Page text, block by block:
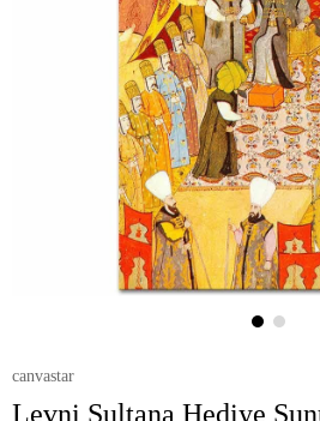
canvastar
Levni Sultana Hediye